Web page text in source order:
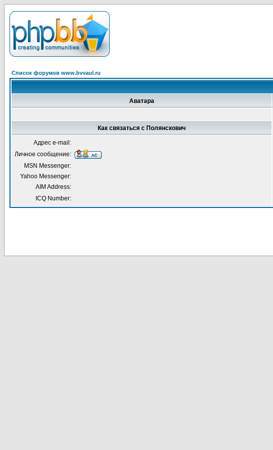
Список форумов www.bvvaul.ru
Аватара
Как связаться с Полянскович
Адрес e-mail:
Личное сообщение:
MSN Messenger:
Yahoo Messenger:
AIM Address:
ICQ Number: